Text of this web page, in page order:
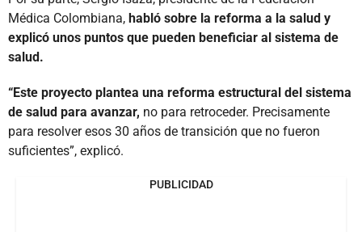
Médica Colombiana, habló sobre la reforma a la salud y
explicó unos puntos que pueden beneficiar al sistema de
salud.
“Este proyecto plantea una reforma estructural del sistema
de salud para avanzar, no para retroceder. Precisamente
para resolver esos 30 años de transición que no fueron
suficientes”, explicó.
PUBLICIDAD